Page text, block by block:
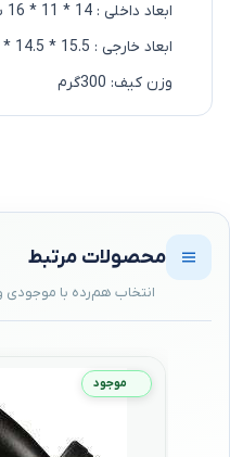
ابعاد داخلی : 14 * 11 * 16 سانتی متر
ابعاد خارجی : 15.5 * 14.5 * 17.5 سانتی متر
وزن کیف: 300گرم
محصولات مرتبط
موجود